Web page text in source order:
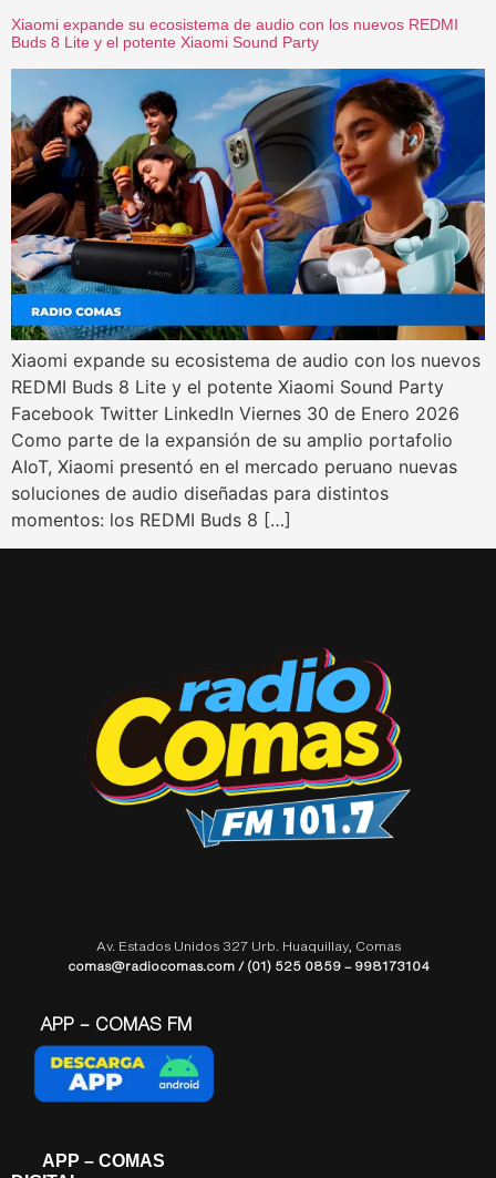
Xiaomi expande su ecosistema de audio con los nuevos REDMI
Buds 8 Lite y el potente Xiaomi Sound Party
Xiaomi expande su ecosistema de audio con los nuevos
REDMI Buds 8 Lite y el potente Xiaomi Sound Party
Facebook Twitter LinkedIn Viernes 30 de Enero 2026
Como parte de la expansión de su amplio portafolio
AIoT, Xiaomi presentó en el mercado peruano nuevas
soluciones de audio diseñadas para distintos
momentos: los REDMI Buds 8 […]
Av. Estados Unidos 327 Urb. Huaquillay, Comas
comas@radiocomas.com / (01) 525 0859 – 998173104
APP – COMAS FM
APP – COMAS